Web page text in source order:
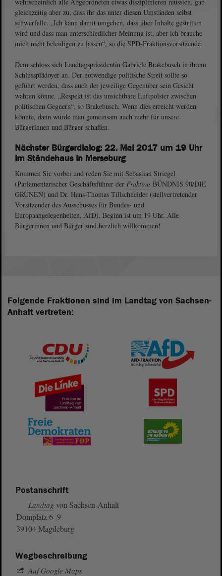
gleichzeitig aber zu, dass ihr das unter diesen Umständen selbst
schwerfalle. „Ich kann damit umgehen, dass über Inhalte gestritten
wird und dass man unterschiedlicher Meinung ist, aber ich brauche
mich nicht beleidigen zu lassen“, so die SPD-Fraktionsvorsitzende.
Dem schloss sich Landtagspräsidentin Gabriele Brakebusch in ihrem
Schlussplädoyer an. Der notwendige politische Streit sollte so
geführt werden, dass auch der jeweilige Gegenüber sein Gesicht
wahren könne. „Respekt ist das unsichtbare Luftpolster zwischen
politischen Gegnern“, so Brakebusch. Wenn dies erreicht werden
könnte, dann würde man gemeinsam auch mehr für unsere
Bürgerinnen und Bürger schaffen.
Nächster Bürgerdialog: 22. Mai 2017 um 19 Uhr
im Ständehaus in Merseburg
Kommen Sie vorbei und reden Sie mit Sebastian Striegel
(Parlamentarischer Geschäftsführer der Fraktion BÜNDNIS 90/DIE
GRÜNEN) und Dr. Hans-Thomas Tillschneider (stellvertretender
Vorsitzender des Ausschusses für Bundes- und
Europaangelegenheiten, AfD). Beginn ist um 19 Uhr. Alle
Bürgerinnen und Bürger sind herzlich willkommen!
Folgende Fraktionen sind im Landtag von Sachsen-
Anhalt vertreten:
Postanschrift
Landtag von Sachsen-Anhalt
Domplatz 6–9
39104 Magdeburg
Wegbeschreibung
Auf Google Maps